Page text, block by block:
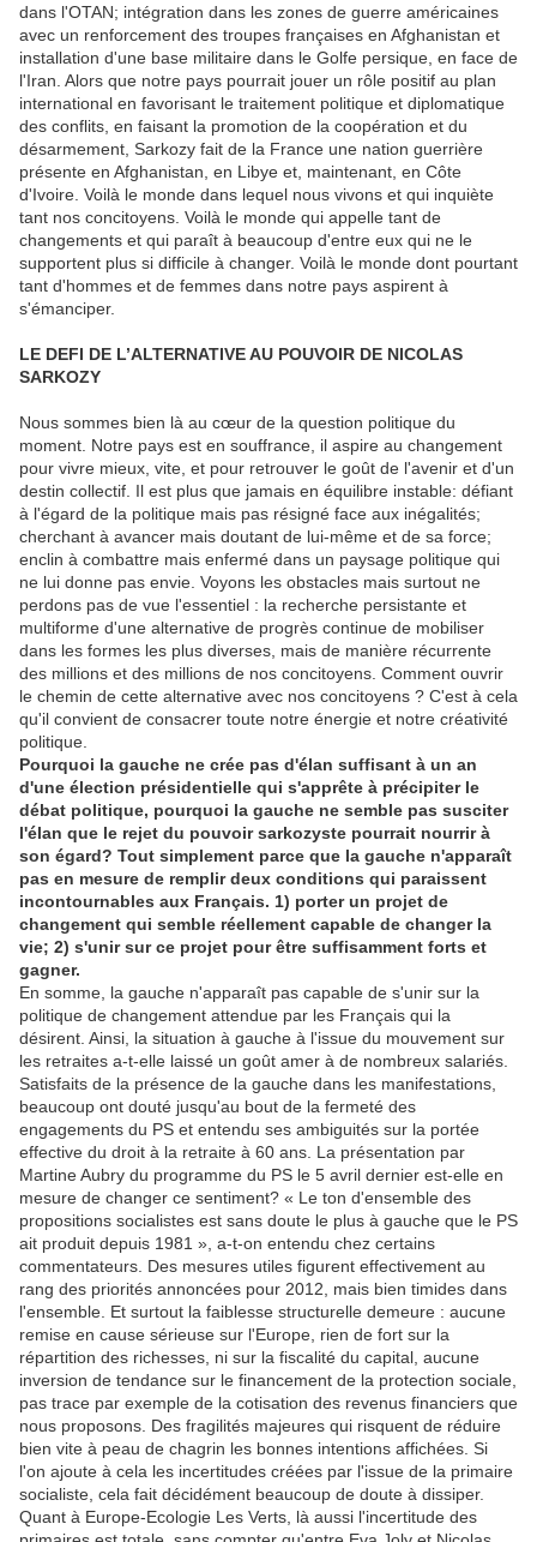
dans l'OTAN; intégration dans les zones de guerre américaines
avec un renforcement des troupes françaises en Afghanistan et
installation d'une base militaire dans le Golfe persique, en face de
l'Iran. Alors que notre pays pourrait jouer un rôle positif au plan
international en favorisant le traitement politique et diplomatique
des conflits, en faisant la promotion de la coopération et du
désarmement, Sarkozy fait de la France une nation guerrière
présente en Afghanistan, en Libye et, maintenant, en Côte
d'Ivoire. Voilà le monde dans lequel nous vivons et qui inquiète
tant nos concitoyens. Voilà le monde qui appelle tant de
changements et qui paraît à beaucoup d'entre eux qui ne le
supportent plus si difficile à changer. Voilà le monde dont pourtant
tant d'hommes et de femmes dans notre pays aspirent à
s'émanciper.
LE DEFI DE L’ALTERNATIVE AU POUVOIR DE NICOLAS
SARKOZY
Nous sommes bien là au cœur de la question politique du
moment. Notre pays est en souffrance, il aspire au changement
pour vivre mieux, vite, et pour retrouver le goût de l'avenir et d'un
destin collectif. Il est plus que jamais en équilibre instable: défiant
à l'égard de la politique mais pas résigné face aux inégalités;
cherchant à avancer mais doutant de lui-même et de sa force;
enclin à combattre mais enfermé dans un paysage politique qui
ne lui donne pas envie. Voyons les obstacles mais surtout ne
perdons pas de vue l'essentiel : la recherche persistante et
multiforme d'une alternative de progrès continue de mobiliser
dans les formes les plus diverses, mais de manière récurrente
des millions et des millions de nos concitoyens. Comment ouvrir
le chemin de cette alternative avec nos concitoyens ? C'est à cela
qu'il convient de consacrer toute notre énergie et notre créativité
politique.
Pourquoi la gauche ne crée pas d'élan suffisant à un an
d'une élection présidentielle qui s'apprête à précipiter le
débat politique, pourquoi la gauche ne semble pas susciter
l'élan que le rejet du pouvoir sarkozyste pourrait nourrir à
son égard? Tout simplement parce que la gauche n'apparaît
pas en mesure de remplir deux conditions qui paraissent
incontournables aux Français. 1) porter un projet de
changement qui semble réellement capable de changer la
vie; 2) s'unir sur ce projet pour être suffisamment forts et
gagner.
En somme, la gauche n'apparaît pas capable de s'unir sur la
politique de changement attendue par les Français qui la
désirent. Ainsi, la situation à gauche à l'issue du mouvement sur
les retraites a-t-elle laissé un goût amer à de nombreux salariés.
Satisfaits de la présence de la gauche dans les manifestations,
beaucoup ont douté jusqu'au bout de la fermeté des
engagements du PS et entendu ses ambiguités sur la portée
effective du droit à la retraite à 60 ans. La présentation par
Martine Aubry du programme du PS le 5 avril dernier est-elle en
mesure de changer ce sentiment? « Le ton d'ensemble des
propositions socialistes est sans doute le plus à gauche que le PS
ait produit depuis 1981 », a-t-on entendu chez certains
commentateurs. Des mesures utiles figurent effectivement au
rang des priorités annoncées pour 2012, mais bien timides dans
l'ensemble. Et surtout la faiblesse structurelle demeure : aucune
remise en cause sérieuse sur l'Europe, rien de fort sur la
répartition des richesses, ni sur la fiscalité du capital, aucune
inversion de tendance sur le financement de la protection sociale,
pas trace par exemple de la cotisation des revenus financiers que
nous proposons. Des fragilités majeures qui risquent de réduire
bien vite à peau de chagrin les bonnes intentions affichées. Si
l'on ajoute à cela les incertitudes créées par l'issue de la primaire
socialiste, cela fait décidément beaucoup de doute à dissiper.
Quant à Europe-Ecologie Les Verts, là aussi l'incertitude des